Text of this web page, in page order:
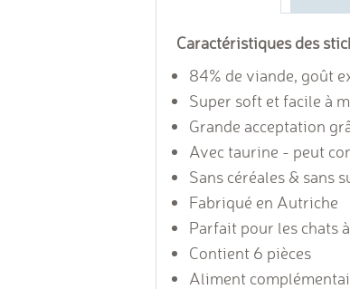
Caractéristiques des
84% de viande, goût
Super soft etfacile à
Grande acceptation
Avec taurine - peut
Sans céréales & sans
Fabriqué en Autriche
Parfait pour les chats à
Contient 6 pièces
Aliment